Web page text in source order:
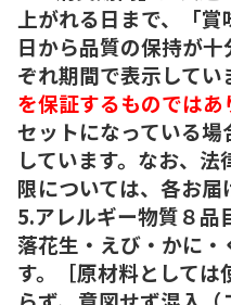
上がれる日まで、「賞
日から品質の保持が
ぞれ期間で表示してい
を保証するものではあ
セットになっている
しています。なお、
限については、各お届
5.アレルギー物質８品
落花生・えび・かに
す。［原材料として